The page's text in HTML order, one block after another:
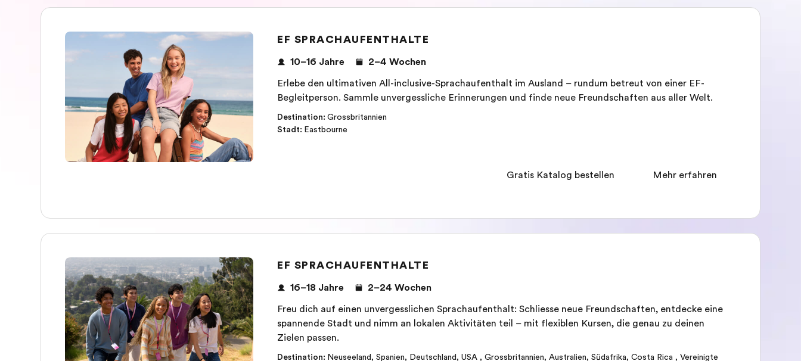
EF SPRACHAUFENTHALTE
10–16 Jahre
2–4 Wochen
Erlebe den ultimativen All-inclusive-Sprachaufenthalt im Ausland – rundum betreut von einer EF-
Begleitperson. Sammle unvergessliche Erinnerungen und finde neue Freundschaften aus aller Welt.
Destination: Grossbritannien
Stadt: Eastbourne
Mehr erfahren
Gratis Katalog bestellen
EF SPRACHAUFENTHALTE
16–18 Jahre
2–24 Wochen
Freu dich auf einen unvergesslichen Sprachaufenthalt: Schliesse neue Freundschaften, entdecke eine
spannende Stadt und nimm an lokalen Aktivitäten teil – mit flexiblen Kursen, die genau zu deinen
Zielen passen.
Destination: Neuseeland, Spanien, Deutschland, USA , Grossbritannien, Australien, Südafrika, Costa Rica , Vereinigte